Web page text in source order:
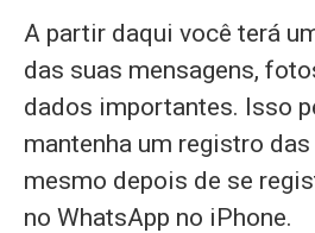
A partir daqui você terá
das suas mensagens,
dados importantes. Isso
mantenha um registro
mesmo depois de se
no WhatsApp no iPhone.